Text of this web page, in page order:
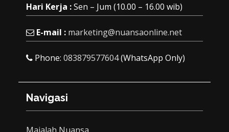
Hari Kerja :Sen – Jum (10.00 – 16.00 wib)
E-mail : marketing@nuansaonline.net
Phone: 083879577604(WhatsApp Only)
Navigasi